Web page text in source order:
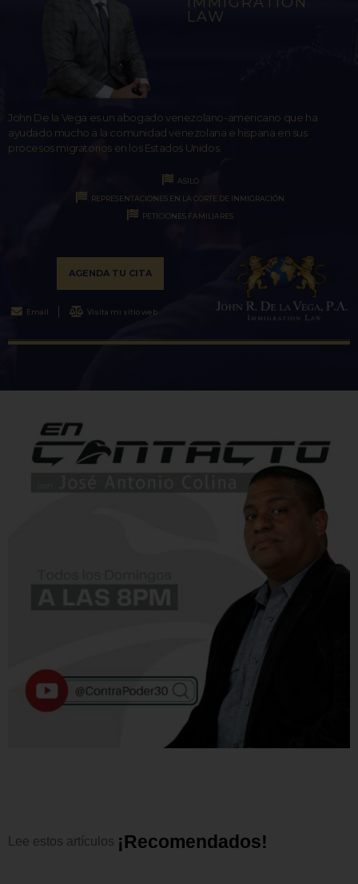
LAW
John De la Vega es un abogado venezolano-americano que ha
ayudado mucho a la comunidad venezolana e hispana en sus
procesos migratorios en los Estados Unidos.
ASILO
REPRESENTACIONES EN LA CORTE DE INMIGRACIÓN
PETICIONES FAMILIARES
AGENDA TU CITA
Email Visita mi sitio web
Lee estos artículos ¡Recomend ad os!